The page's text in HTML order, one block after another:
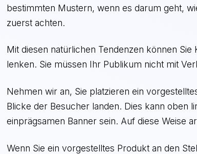
bestimmten Mustern, wenn es darum geht,
zuerst achten.
Mit diesen natürlichen Tendenzen können
lenken. Sie müssen Ihr Publikum nicht mit
Nehmen wir an, Sie platzieren ein
Blicke der Besucher landen. Dies kann oben
einprägsamen Banner sein. Auf diese Weise
Wenn Sie ein vorgestelltes Produkt an den